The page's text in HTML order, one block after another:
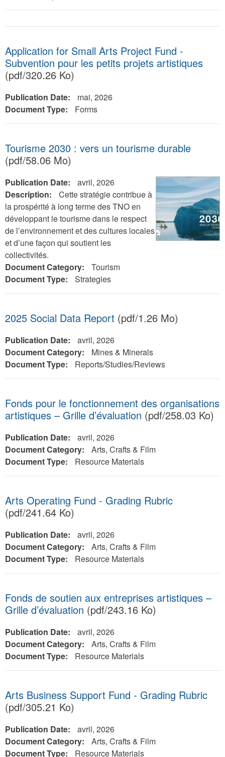
Application for Small Arts Project Fund -
Subvention pour les petits projets artistiques
(pdf/320.26 Ko)
Publication Date:
mai, 2026
Document Type:
Forms
Tourisme 2030 : vers un tourisme durable
(pdf/58.06 Mo)
Publication Date:
avril, 2026
Description:
Cette stratégie contribue à
la prospérité à long terme des TNO en
développant le tourisme dans le respect
de l’environnement et des cultures locales
et d’une façon qui soutient les
collectivités.
Document Category:
Tourism
Document Type:
Strategies
2025 Social Data Report (pdf/1.26 Mo)
Publication Date:
avril, 2026
Document Category:
Mines & Minerals
Document Type:
Reports/Studies/Reviews
Fonds pour le fonctionnement des organisations
artistiques – Grille d’évaluation (pdf/258.03 Ko)
Publication Date:
avril, 2026
Document Category:
Arts, Crafts & Film
Document Type:
Resource Materials
Arts Operating Fund - Grading Rubric
(pdf/241.64 Ko)
Publication Date:
avril, 2026
Document Category:
Arts, Crafts & Film
Document Type:
Resource Materials
Fonds de soutien aux entreprises artistiques –
Grille d’évaluation (pdf/243.16 Ko)
Publication Date:
avril, 2026
Document Category:
Arts, Crafts & Film
Document Type:
Resource Materials
Arts Business Support Fund - Grading Rubric
(pdf/305.21 Ko)
Publication Date:
avril, 2026
Document Category:
Arts, Crafts & Film
Document Type:
Resource Materials